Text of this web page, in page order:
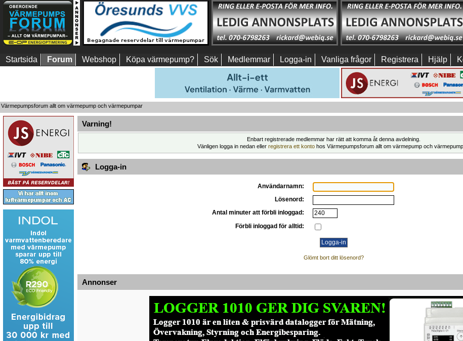
Startsida Forum Webshop Köpa värmepump? Sök Medlemmar Logga-in Vanliga frågor Registrera Hjälp
Värmepumpsforum allt om värmepump och värmepumpar
Varning!
Enbart registrerade medlemmar har rätt att komma åt denna avdelning.
Vänligen logga in nedan eller registrera ett konto hos Värmepumpsforum allt om värmepump och
Logga-in
Användarnamn:
Lösenord:
Antal minuter att förbli inloggad:
Förbli inloggad för alltid:
Glömt bort ditt lösenord?
Annonser